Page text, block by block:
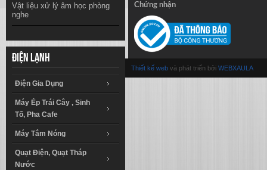
Vật liệu xử lý âm học phòng
nghe
Điện lạnh
Điện Gia Dụng
Máy Ép Trái Cây , Sinh
Tố, Pha Cafe
Máy Tắm Nóng
Quạt Điện, Quạt Tháp
Nước
Chứng nhận
Thiết kế web và phát triển bởi WEBXAULA